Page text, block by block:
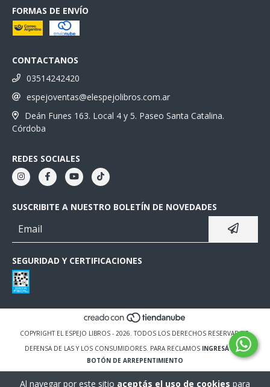
Al navegar por este sitio aceptás el uso de cookies para
FORMAS DE ENVÍO
CONTACTANOS
03514242420
espejoventas@elespejolibros.com.ar
Deán Funes 163. Local 4 y 5. Paseo Santa Catalina.
Córdoba
REDES SOCIALES
SUSCRIBITE A NUESTRO BOLETÍN DE NOVEDADES
SEGURIDAD Y CERTIFICACIONES
COPYRIGHT EL ESPEJO LIBROS - 2026. TODOS LOS DERECHOS RESERVADOS.
DEFENSA DE LAS Y LOS CONSUMIDORES. PARA RECLAMOS INGRESÁ ACÁ.
BOTÓN DE ARREPENTIMIENTO